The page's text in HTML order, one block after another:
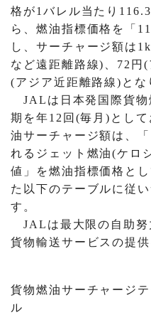
格が1バレル当たり
ら、燃油指標価格を「
し、サーチャージ額は
など遠距離路線)、72円
(アジア近距離路線)とな
JALは日本発国際貨物
期を年12回(毎月)とし
油サーチャージ額は、
れるジェット燃油(ケロ
値」を燃油指標価格と
た以下のテーブルに従
す。
JALは最大限の自助努
貨物輸送サービスの提
貨物燃油サーチャージ